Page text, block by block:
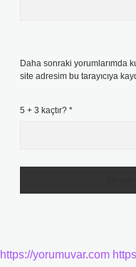
Daha sonraki yorumlarımda
site adresim bu tarayıcıya
5 + 3 kaçtır? *
https://yorumuvar.com